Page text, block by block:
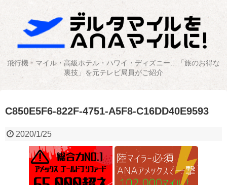
飛行機・マイル・高級ホテル・ハワイ・ディズニー…「旅のお得な
裏技」を元テレビ局員がご紹介
C850E5F6-822F-4751-A5F8-C16DD40E9593
2020/1/25